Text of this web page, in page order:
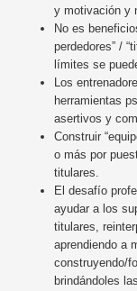
y motivación y
No es
perdedores” /
límites se
Los
herramientas
asertivos y
Construir
o más por
titulares.
El desafío
ayudar a los
titulares,
aprendiendo a
construyendo/
brindándoles